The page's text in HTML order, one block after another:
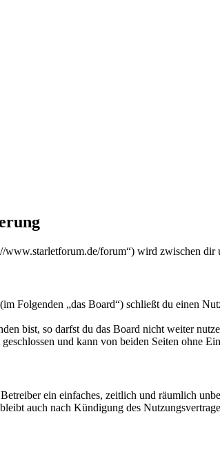
forum“) wird zwischen dir
„das Board“) schließt du einen
bist, so darfst du das Board nicht weiter
und kann von beiden Seiten ohne
ein einfaches, zeitlich und räumlich
auch nach Kündigung des